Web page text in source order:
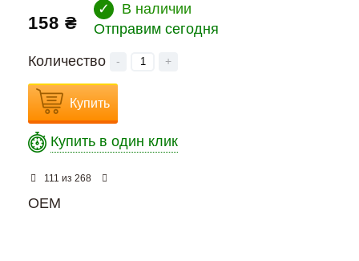
158 ₴
✓
В наличии
Отправим сегодня
Количество
- +
Купить
Купить в один клик
111 из 268
OEM